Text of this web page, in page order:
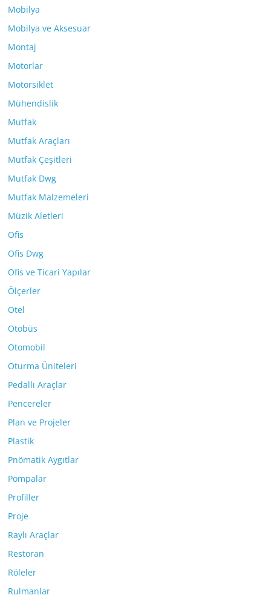
Mobilya
Mobilya ve Aksesuar
Montaj
Motorlar
Motorsiklet
Mühendislik
Mutfak
Mutfak Araçları
Mutfak Çeşitleri
Mutfak Dwg
Mutfak Malzemeleri
Müzik Aletleri
Ofis
Ofis Dwg
Ofis ve Ticari Yapılar
Ölçerler
Otel
Otobüs
Otomobil
Oturma Üniteleri
Pedallı Araçlar
Pencereler
Plan ve Projeler
Plastik
Pnömatik Aygıtlar
Pompalar
Profiller
Proje
Raylı Araçlar
Restoran
Röleler
Rulmanlar